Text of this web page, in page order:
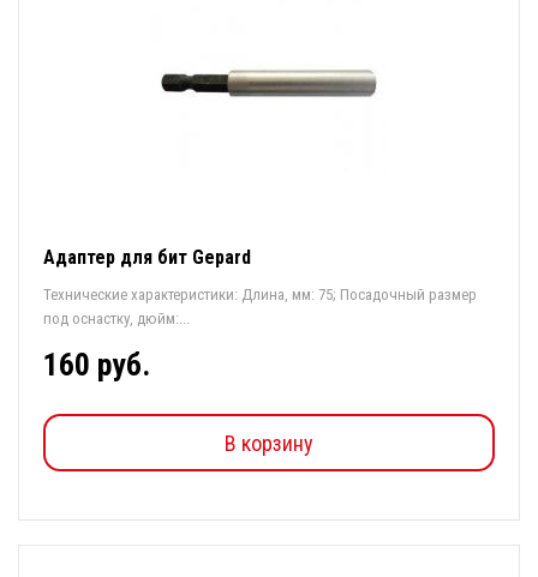
Адаптер для бит Gepard
Технические характеристики: Длина, мм: 75; Посадочный размер
под оснастку, дюйм:...
160 руб.
В корзину